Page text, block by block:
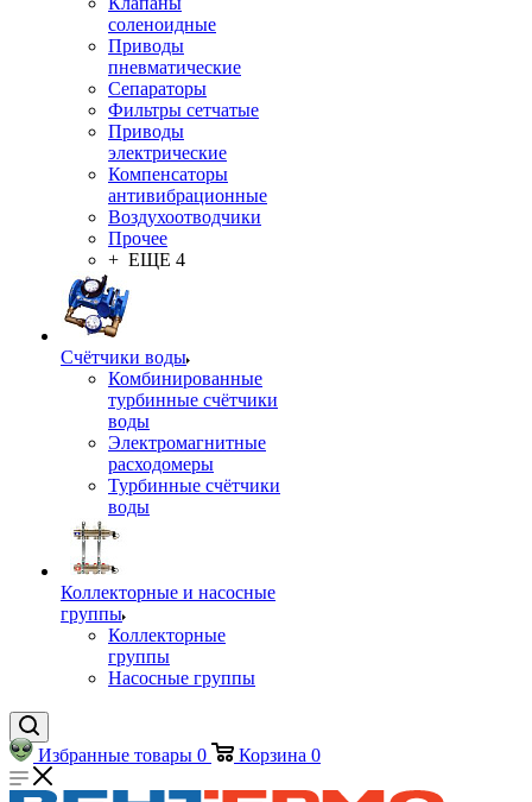
соленоидные
Приводы
пневматические
Сепараторы
Фильтры сетчатые
Приводы
электрические
Компенсаторы
антивибрационные
Воздухоотводчики
Прочее
+ ЕЩЕ 4
Счётчики воды
Комбинированные
турбинные счётчики
воды
Электромагнитные
расходомеры
Турбинные счётчики
воды
Коллекторные и насосные
группы
Коллекторные
группы
Насосные группы
Избранные товары 0 Корзина 0